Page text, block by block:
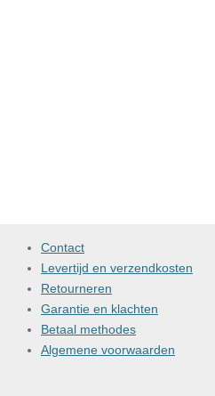
Contact
Levertijd en verzendkosten
Retourneren
Garantie en klachten
Betaal methodes
Algemene voorwaarden